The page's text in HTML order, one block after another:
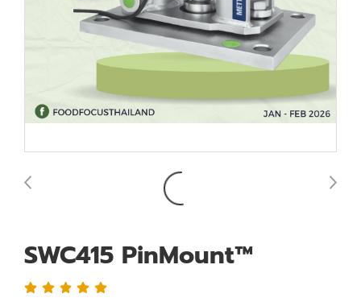
SWC415 PinMount™